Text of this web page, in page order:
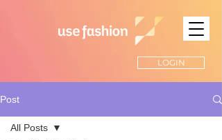
LOGIN
Post
All Posts